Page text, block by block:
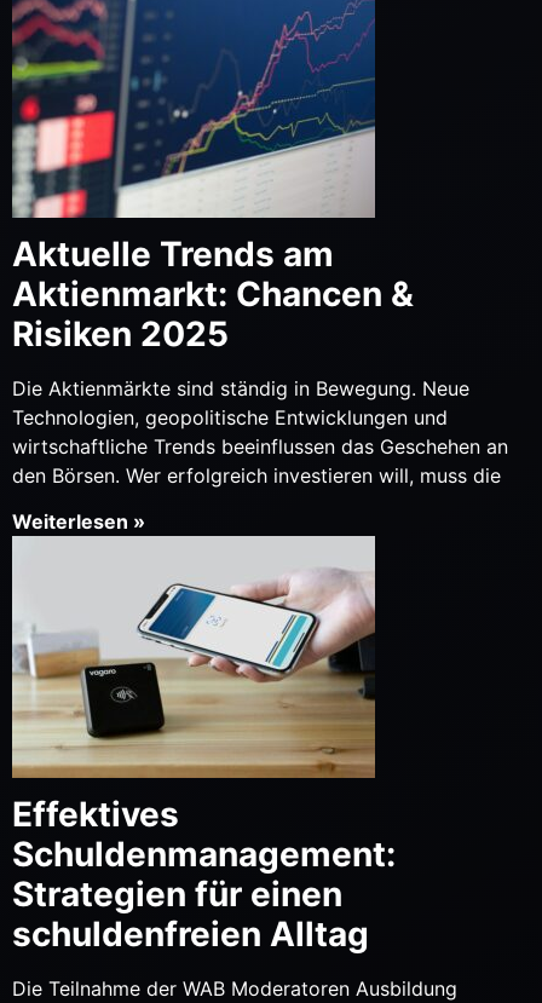
Aktuelle Trends am
Aktienmarkt: Chancen &
Risiken 2025
Die Aktienmärkte sind ständig in Bewegung. Neue
Technologien, geopolitische Entwicklungen und
wirtschaftliche Trends beeinflussen das Geschehen an
den Börsen. Wer erfolgreich investieren will, muss die
Weiterlesen »
Effektives
Schuldenmanagement:
Strategien für einen
schuldenfreien Alltag
Die Teilnahme der WAB Moderatoren Ausbildung